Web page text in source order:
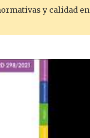
y calidad en